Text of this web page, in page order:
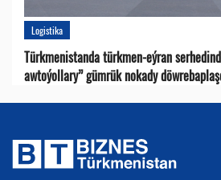
Logistika
Türkmenistanda türkmen-eýran
awtoýollary” gümrük nokady